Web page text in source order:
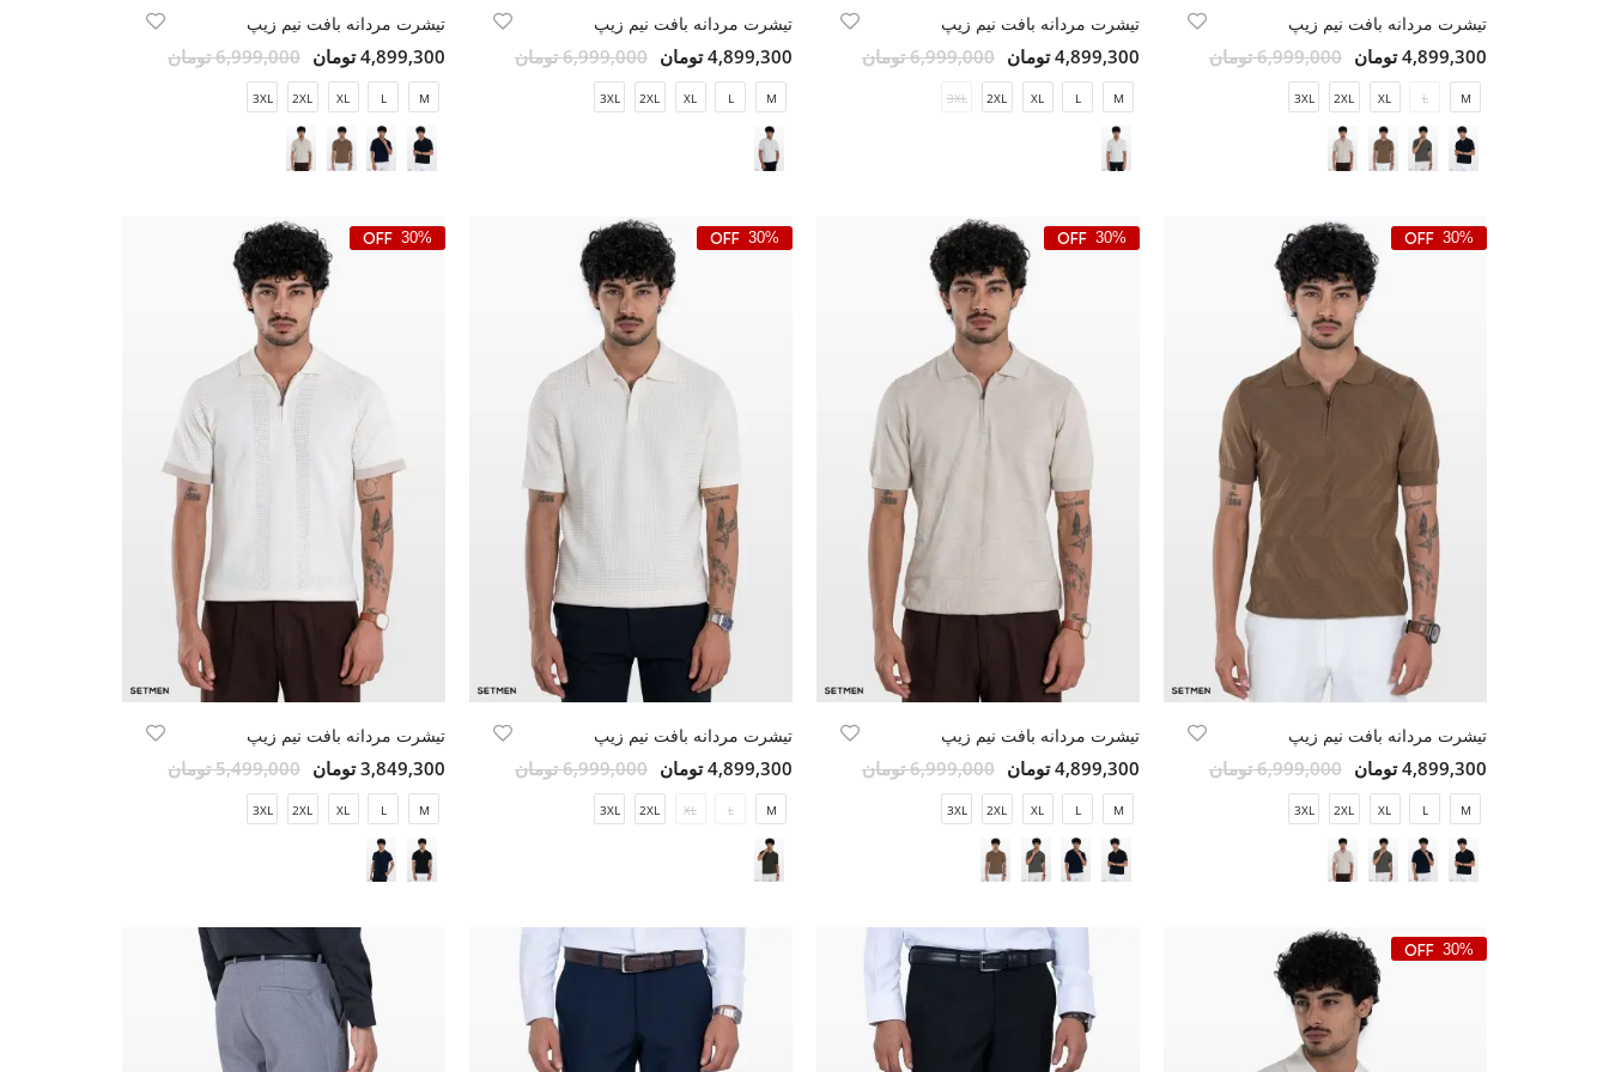
تیشرت مردانه بافت نیم زیپ
4,899,300 تومان 6,999,000 تومان
M
L
XL
2XL
3XL
تیشرت مردانه بافت نیم زیپ
4,899,300 تومان 6,999,000 تومان
M
L
XL
2XL
3XL
تیشرت مردانه بافت نیم زیپ
4,899,300 تومان 6,999,000 تومان
M
L
XL
2XL
3XL
تیشرت مردانه بافت نیم زیپ
4,899,300 تومان 6,999,000 تومان
M
L
XL
2XL
3XL
30%
تیشرت مردانه بافت نیم زیپ
4,899,300 تومان 6,999,000 تومان
M
L
XL
2XL
3XL
30%
تیشرت مردانه بافت نیم زیپ
4,899,300 تومان 6,999,000 تومان
M
L
XL
2XL
3XL
30%
تیشرت مردانه بافت نیم زیپ
4,899,300 تومان 6,999,000 تومان
M
L
XL
2XL
3XL
30%
تیشرت مردانه بافت نیم زیپ
3,849,300 تومان 5,499,000 تومان
M
L
XL
2XL
3XL
30%